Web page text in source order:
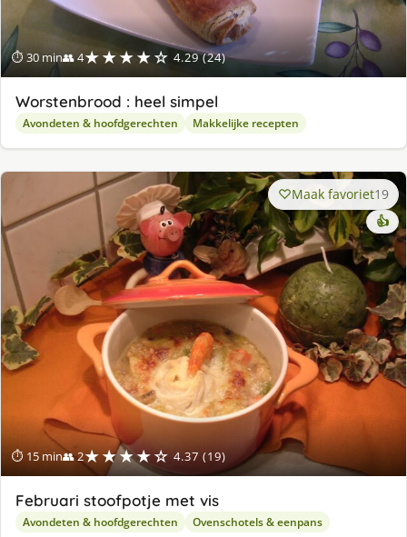
⏱ 30 min👥 4★★★★☆ 4.29 (24)
Worstenbrood : heel simpel
Avondeten & hoofdgerechten Makkelijke recepten
⏱ 15 min👥 2★★★★☆ 4.37 (19)
Maak favoriet19
👍
Februari stoofpotje met vis
Avondeten & hoofdgerechten Ovenschotels & eenpans